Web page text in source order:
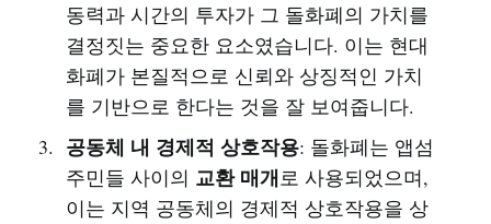
동력과 시간의 투자가 그 돌화폐의 가치를
결정짓는 중요한 요소였습니다. 이는 현대
화폐가 본질적으로 신뢰와 상징적인 가치
를 기반으로 한다는 것을 잘 보여줍니다.
공동체 내 경제적 상호작용: 돌화폐는 앱섬
주민들 사이의 교환 매개로 사용되었으며,
이는 지역 공동체의 경제적 상호작용을 상